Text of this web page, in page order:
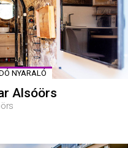
NYARALÓ
Alsóörs